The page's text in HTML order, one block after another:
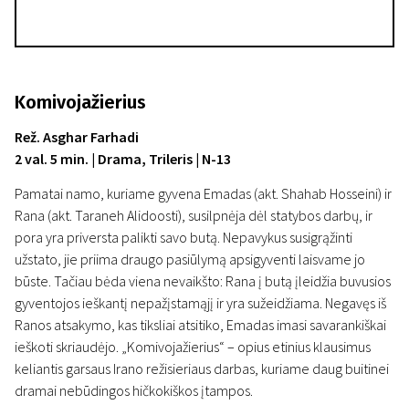
Komivojažierius
Rež. Asghar Farhadi
2 val. 5 min. | Drama, Trileris | N-13
Pamatai namo, kuriame gyvena Emadas (akt. Shahab Hosseini) ir
Rana (akt. Taraneh Alidoosti), susilpnėja dėl statybos darbų, ir
pora yra priversta palikti savo butą. Nepavykus susigrąžinti
užstato, jie priima draugo pasiūlymą apsigyventi laisvame jo
būste. Tačiau bėda viena nevaikšto: Rana į butą įleidžia buvusios
gyventojos ieškantį nepažįstamąjį ir yra sužeidžiama. Negavęs iš
Ranos atsakymo, kas tiksliai atsitiko, Emadas imasi savarankiškai
ieškoti skriaudėjo. „Komivojažierius“ – opius etinius klausimus
keliantis garsaus Irano režisieriaus darbas, kuriame daug buitinei
dramai nebūdingos hičkokiškos įtampos.